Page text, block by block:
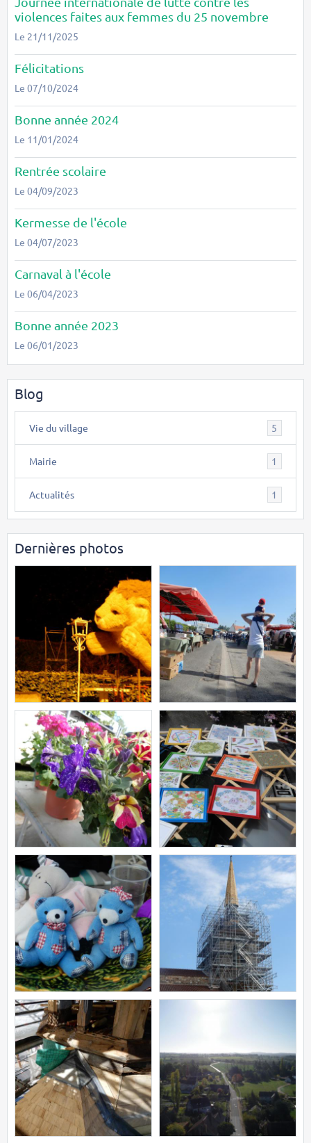
violences faites aux femmes du 25 novembre
Le 21/11/2025
Félicitations
Le 07/10/2024
Bonne année 2024
Le 11/01/2024
Rentrée scolaire
Le 04/09/2023
Kermesse de l'école
Le 04/07/2023
Carnaval à l'école
Le 06/04/2023
Bonne année 2023
Le 06/01/2023
Blog
Vie du village 5
Mairie 1
Actualités 1
Dernières photos